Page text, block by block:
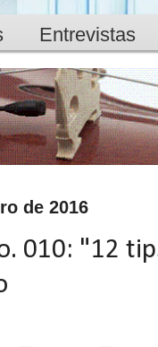
Entrevistas
de 2016
010: "12